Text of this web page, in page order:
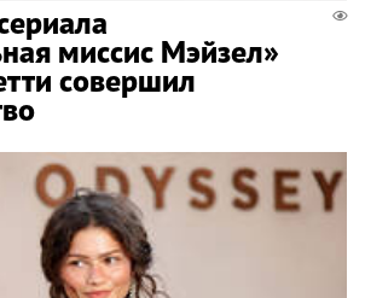
миссис Мэйзел»
совершил